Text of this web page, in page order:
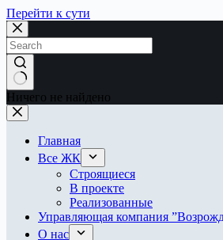
Перейти к сути
Ничего не найдено
Главная
Все ЖК
Строящиеся
В проекте
Реализованные
Управляющая компания
О нас